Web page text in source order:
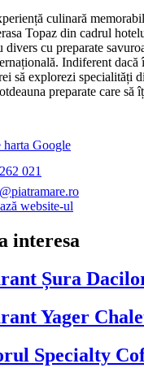
culinară
Topaz din cadrul
divers cu preparate
Indiferent dacă
să explorezi specialități
preparate care să
harta Google
021
website-ul
interesa
Șura
Yager
Specialty